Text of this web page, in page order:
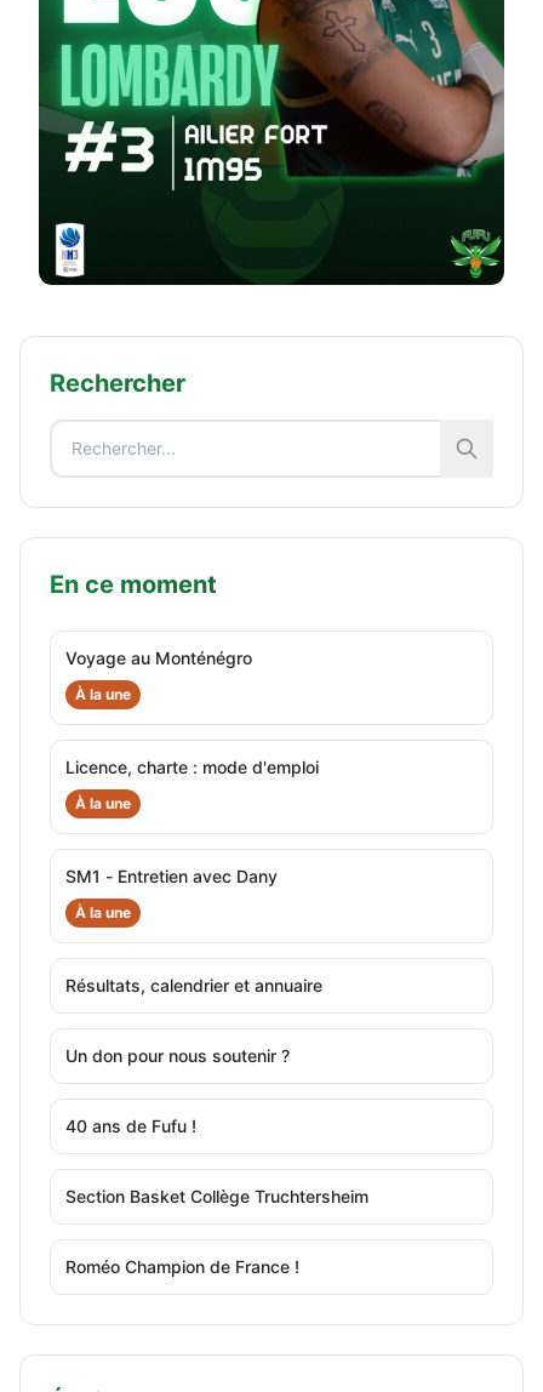
Rechercher
En ce moment
Voyage au Monténégro
À la une
Licence, charte : mode d'emploi
À la une
SM1 - Entretien avec Dany
À la une
Résultats, calendrier et annuaire
Un don pour nous soutenir ?
40 ans de Fufu !
Section Basket Collège Truchtersheim
Roméo Champion de France !